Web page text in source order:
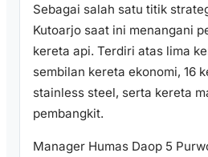
Sebagai salah satu titik
Kutoarjo saat ini menangani
kereta api. Terdiri atas lima
sembilan kereta ekonomi, 16
stainless steel, serta kereta
pembangkit.
Manager Humas Daop 5